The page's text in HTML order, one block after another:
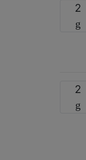
2
2